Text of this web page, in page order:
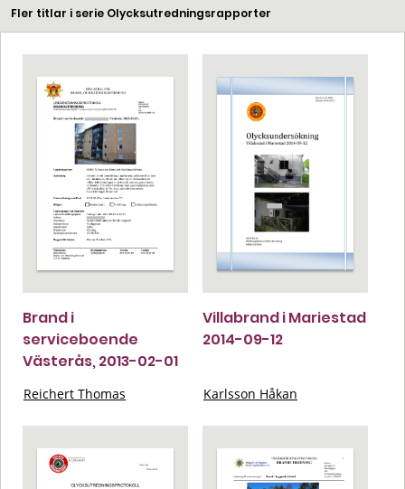
Fler titlar i serie Olycksutredningsrapporter
Brand i
serviceboende
Västerås, 2013-02-01
Reichert Thomas
Villabrand i Mariestad
2014-09-12
Karlsson Håkan